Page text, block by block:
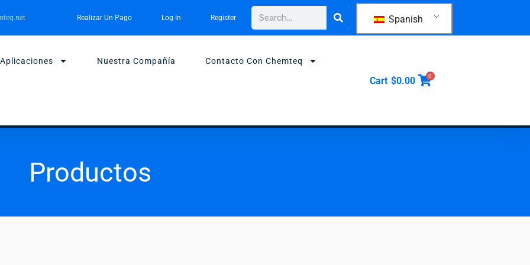
Realizar Un Pago Log In Register Buscar Spanish
Aplicaciones Nuestra Compañía Contacto Con Chemteq
Cart $0.00 0
Productos